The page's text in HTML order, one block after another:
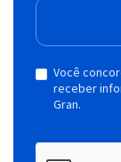
Você
receber
Gran.